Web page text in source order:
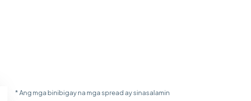
* Ang mga binibigay na mga spread ay sinasalamin